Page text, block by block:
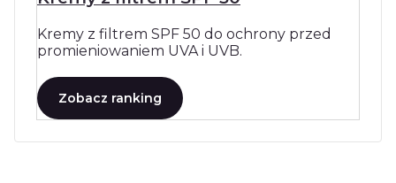
Kremy z filtrem SPF 50 do ochrony przed
promieniowaniem UVA i UVB.
Zobacz ranking